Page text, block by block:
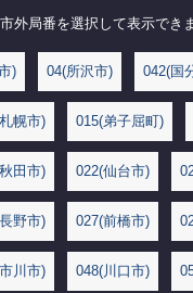
外局番を選択して表示でき
) 04(所沢市) 042(国
幌市) 015(弟子屈町)
田市) 022(仙台市)
野市) 027(前橋市)
川市) 048(川口市)